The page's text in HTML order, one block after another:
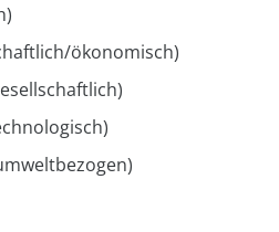
ökonomisch)